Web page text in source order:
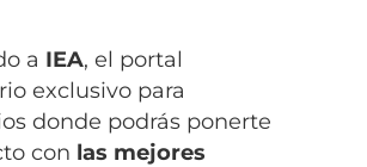
a IEA, el portal
exclusivo para
donde podrás ponerte
con las mejores